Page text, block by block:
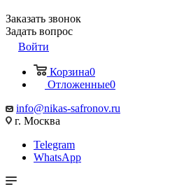
Заказать звонок
Задать вопрос
Войти
Корзина0
Отложенные0
info@nikas-safronov.ru
г. Москва
Telegram
WhatsApp